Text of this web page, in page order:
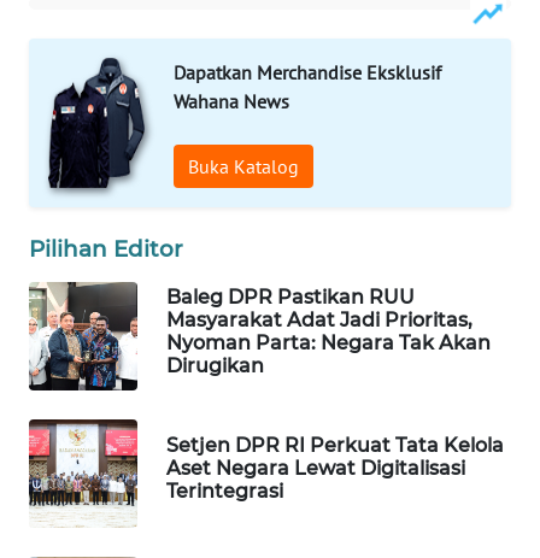
Dapatkan Merchandise Eksklusif
Wahana News
Buka Katalog
Pilihan Editor
Baleg DPR Pastikan RUU
Masyarakat Adat Jadi Prioritas,
Nyoman Parta: Negara Tak Akan
Dirugikan
Setjen DPR RI Perkuat Tata Kelola
Aset Negara Lewat Digitalisasi
Terintegrasi
WAHANA
LISTRIK
WAHANA
TRAVEL
WAHANA
TV
WAHANANEWS
ID
WAHANANEWS
CO ID
WAHANANEWS
NET